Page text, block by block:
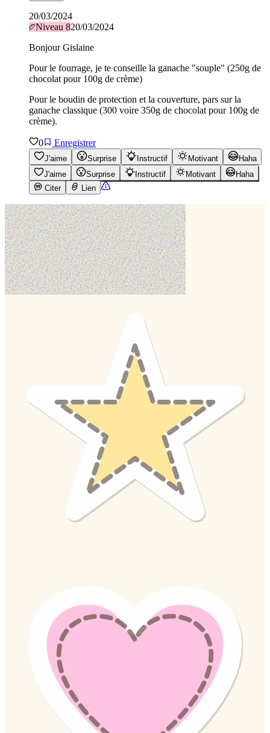
20/03/2024
Niveau 820/03/2024
Bonjour Gislaine
Pour le fourrage, je te conseille la ganache "souple" (250g de
chocolat pour 100g de crème)
Pour le boudin de protection et la couverture, pars sur la
ganache classique (300 voire 350g de chocolat pour 100g de
crème).
0 Enregistrer
J'aime Surprise Instructif Motivant
Haha
J'aime
Surprise Instructif Motivant
Haha
Citer
Lien